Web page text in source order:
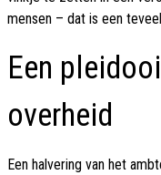
mensen – dat is een
Een
overheid
Een halvering van het